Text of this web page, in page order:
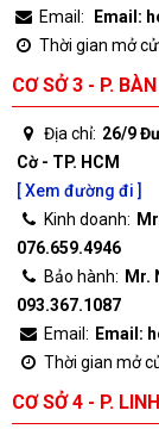
Email:
Email:
Thời gian mở
CƠ SỞ 3 - P.
Địa chỉ: 26/9
Cờ - TP. HCM
[ Xem đường đi ]
Kinh doanh:
076.659.4946
Bảo hành: Mr.
093.367.1087
Email: Email:
Thời gian mở
CƠ SỞ 4 - P.